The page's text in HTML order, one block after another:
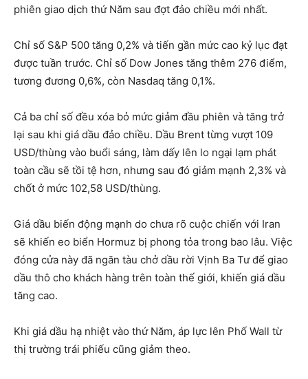
phiên giao dịch thứ Năm sau đợt đảo chiều mới nhất.
Chỉ số S&P 500 tăng 0,2% và tiến gần mức cao kỷ lục đạt
được tuần trước. Chỉ số Dow Jones tăng thêm 276 điểm,
tương đương 0,6%, còn Nasdaq tăng 0,1%.
Cả ba chỉ số đều xóa bỏ mức giảm đầu phiên và tăng trở
lại sau khi giá dầu đảo chiều. Dầu Brent từng vượt 109
USD/thùng vào buổi sáng, làm dấy lên lo ngại lạm phát
toàn cầu sẽ tồi tệ hơn, nhưng sau đó giảm mạnh 2,3% và
chốt ở mức 102,58 USD/thùng.
Giá dầu biến động mạnh do chưa rõ cuộc chiến với Iran
sẽ khiến eo biển Hormuz bị phong tỏa trong bao lâu. Việc
đóng cửa này đã ngăn tàu chở dầu rời Vịnh Ba Tư để giao
dầu thô cho khách hàng trên toàn thế giới, khiến giá dầu
tăng cao.
Khi giá dầu hạ nhiệt vào thứ Năm, áp lực lên Phố Wall từ
thị trường trái phiếu cũng giảm theo.